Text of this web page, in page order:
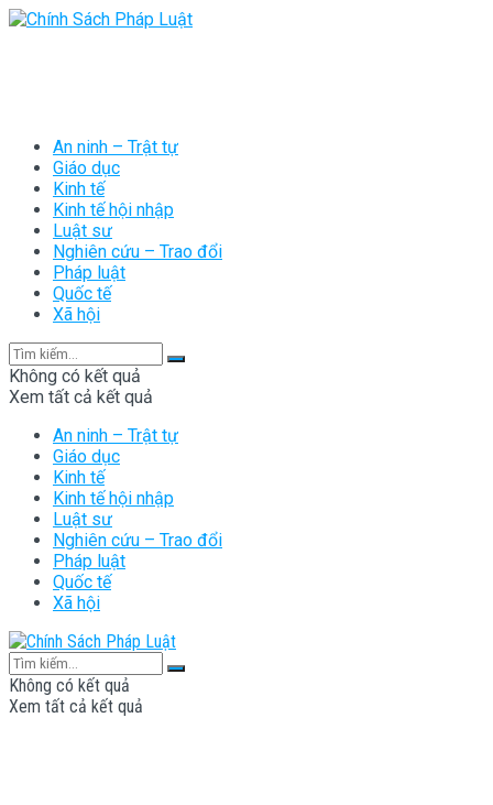
An ninh – Trật tự
Giáo dục
Kinh tế
Kinh tế hội nhập
Luật sư
Nghiên cứu – Trao đổi
Pháp luật
Quốc tế
Xã hội
Không có kết quả
Xem tất cả kết quả
An ninh – Trật tự
Giáo dục
Kinh tế
Kinh tế hội nhập
Luật sư
Nghiên cứu – Trao đổi
Pháp luật
Quốc tế
Xã hội
Không có kết quả
Xem tất cả kết quả